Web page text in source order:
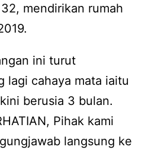
mendirikan rumah
ini turut
lagi cahaya mata iaitu
berusia 3 bulan.
Pihak kami
langsung ke